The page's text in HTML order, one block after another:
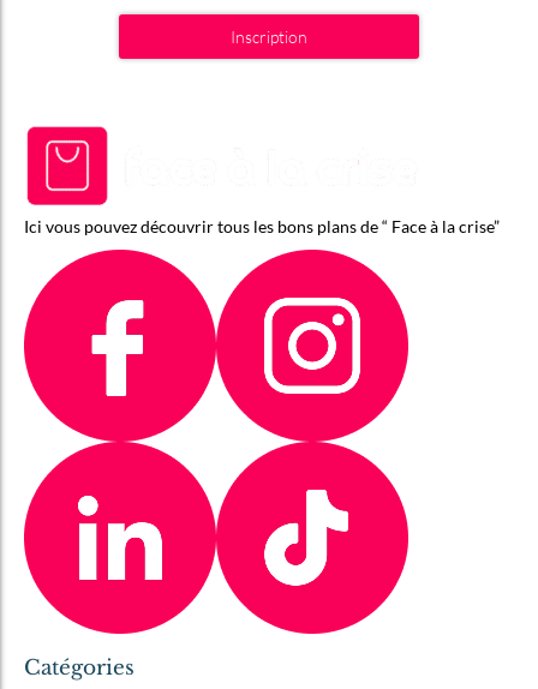
Inscription
Ici vous pouvez découvrir tous les bons plans de “ Face à la crise”
Catégories